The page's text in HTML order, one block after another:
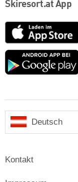
Skiresort.at App
App
Store
Deutsch
Kontakt